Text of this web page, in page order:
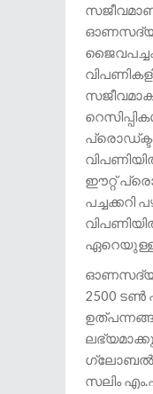
ഈറ്റ്
പച്ചക്കറി
2500 ടൺ
ഗ്ലോബൽ
സലിം